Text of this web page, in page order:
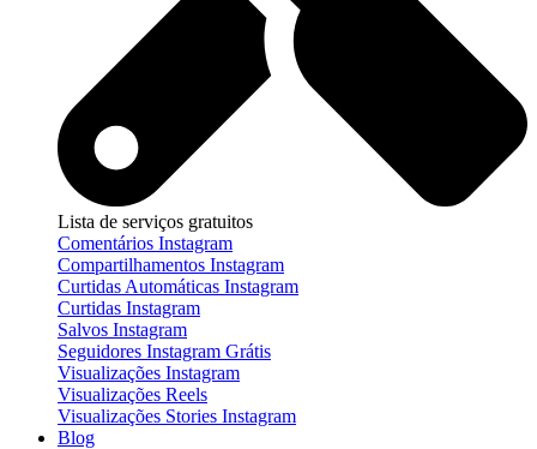
Lista de serviços gratuitos
Comentários Instagram
Compartilhamentos Instagram
Curtidas Automáticas Instagram
Curtidas Instagram
Salvos Instagram
Seguidores Instagram Grátis
Visualizações Instagram
Visualizações Reels
Visualizações Stories Instagram
Blog